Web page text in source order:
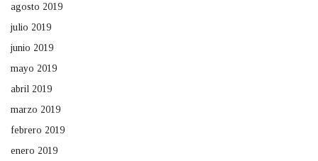
agosto 2019
julio 2019
junio 2019
mayo 2019
abril 2019
marzo 2019
febrero 2019
enero 2019